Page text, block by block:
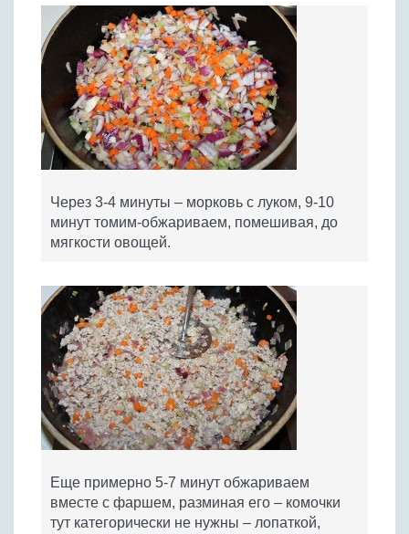
Через 3-4 минуты – морковь с луком, 9-10
минут томим-обжариваем, помешивая, до
мягкости овощей.
Еще примерно 5-7 минут обжариваем
вместе с фаршем, разминая его – комочки
тут категорически не нужны – лопаткой,